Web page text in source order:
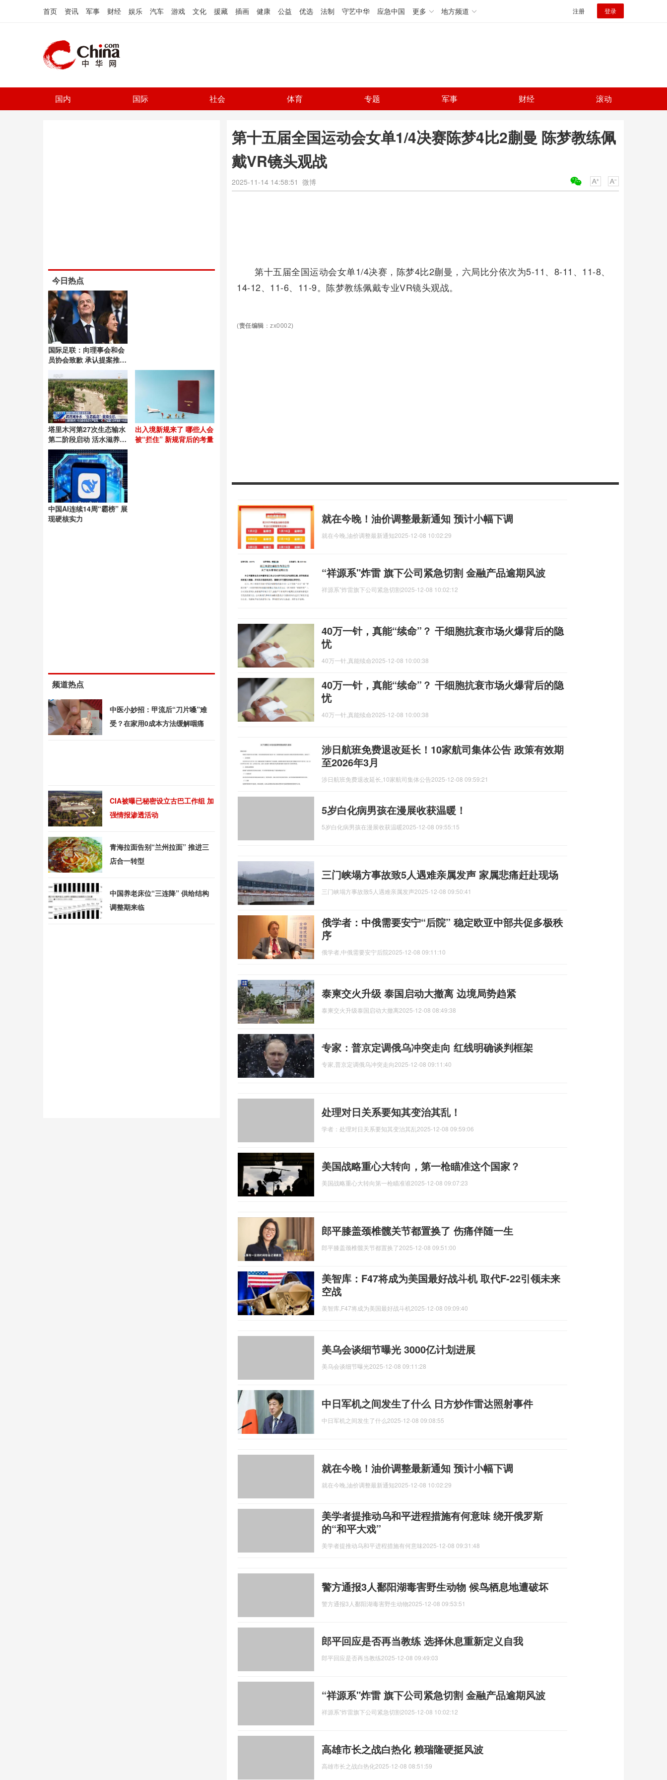
首页 资讯 军事 财经 娱乐 汽车 游戏 文化 援藏 插画 健康 公益 优选 法制 守艺中华 应急中国 更多 地方频道 注册 登录
国内 国际 社会 体育 专题 军事 财经 滚动
第十五届全国运动会女单1/4决赛陈梦4比2蒯曼 陈梦教练佩
戴VR镜头观战
2025-11-14 14:58:51 微博
第十五届全国运动会女单1/4决赛，陈梦4比2蒯曼，六局比分依次为5-11、8-11、11-8、
14-12、11-6、11-9。陈梦教练佩戴专业VR镜头观战。
(责任编辑 ：zx0002)
就在今晚！油价调整最新通知 预计小幅下调
就在今晚,油价调整最新通知2025-12-08 10:02:29
“祥源系"炸雷 旗下公司紧急切割 金融产品逾期风波
祥源系"炸雷旗下公司紧急切割2025-12-08 10:02:12
40万一针，真能“续命”？ 干细胞抗衰市场火爆背后的隐
忧
40万一针,真能续命2025-12-08 10:00:38
40万一针，真能“续命”？ 干细胞抗衰市场火爆背后的隐
忧
40万一针,真能续命2025-12-08 10:00:38
涉日航班免费退改延长！10家航司集体公告 政策有效期
至2026年3月
涉日航班免费退改延长,10家航司集体公告2025-12-08 09:59:21
5岁白化病男孩在漫展收获温暖！
5岁白化病男孩在漫展收获温暖2025-12-08 09:55:15
三门峡塌方事故致5人遇难亲属发声 家属悲痛赶赴现场
三门峡塌方事故致5人遇难亲属发声2025-12-08 09:50:41
俄学者：中俄需要安宁“后院” 稳定欧亚中部共促多极秩
序
俄学者,中俄需要安宁后院2025-12-08 09:11:10
泰柬交火升级 泰国启动大撤离 边境局势趋紧
泰柬交火升级泰国启动大撤离2025-12-08 08:49:38
专家：普京定调俄乌冲突走向 红线明确谈判框架
专家,普京定调俄乌冲突走向2025-12-08 09:11:40
处理对日关系要知其变治其乱！
学者：处理对日关系要知其变治其乱 2025-12-08 09:59:06
美国战略重心大转向，第一枪瞄准这个国家？
美国战略重心大转向第一枪瞄准谁2025-12-08 09:07:23
郎平膝盖颈椎髋关节都置换了 伤痛伴随一生
郎平膝盖颈椎髋关节都置换了2025-12-08 09:51:00
美智库：F47将成为美国最好战斗机 取代F-22引领未来
空战
美智库,F47将成为美国最好战斗机 2025-12-08 09:09:40
美乌会谈细节曝光 3000亿计划进展
美乌会谈细节曝光2025-12-08 09:11:28
中日军机之间发生了什么 日方炒作雷达照射事件
中日军机之间发生了什么2025-12-08 09:08:55
就在今晚！油价调整最新通知 预计小幅下调
就在今晚,油价调整最新通知2025-12-08 10:02:29
美学者提推动乌和平进程措施有何意味 绕开俄罗斯
的“和平大戏”
美学者提推动乌和平进程措施有何意味2025-12-08 09:31:48
警方通报3人鄱阳湖毒害野生动物 候鸟栖息地遭破坏
警方通报3人鄱阳湖毒害野生动物2025-12-08 09:53:51
郎平回应是否再当教练 选择休息重新定义自我
郎平回应是否再当教练2025-12-08 09:49:03
“祥源系"炸雷 旗下公司紧急切割 金融产品逾期风波
祥源系"炸雷旗下公司紧急切割2025-12-08 10:02:12
高雄市长之战白热化 赖瑞隆硬挺风波
高雄市长之战白热化2025-12-08 08:51:59
今日热点
国际足联：向理事会和会
员协会致歉 承认提案推进
塔里木河第27次生态输水
第二阶段启动 活水滋养绿
洲
出入境新规来了 哪些人会
被“拦住” 新规背后的考量
中国AI连续14周“霸榜” 展
现硬核实力
频道热点
中医小妙招：甲流后“刀片嗓”难
受？在家用0成本方法缓解咽痛
CIA被曝已秘密设立古巴工作组 加
强情报渗透活动
青海拉面告别“兰州拉面” 推进三
店合一转型
中国养老床位“三连降” 供给结构
调整期来临